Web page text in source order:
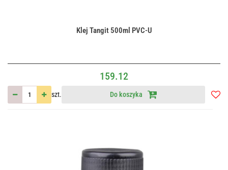
Klej Tangit 500ml PVC-U
159.12
szt. Do koszyka